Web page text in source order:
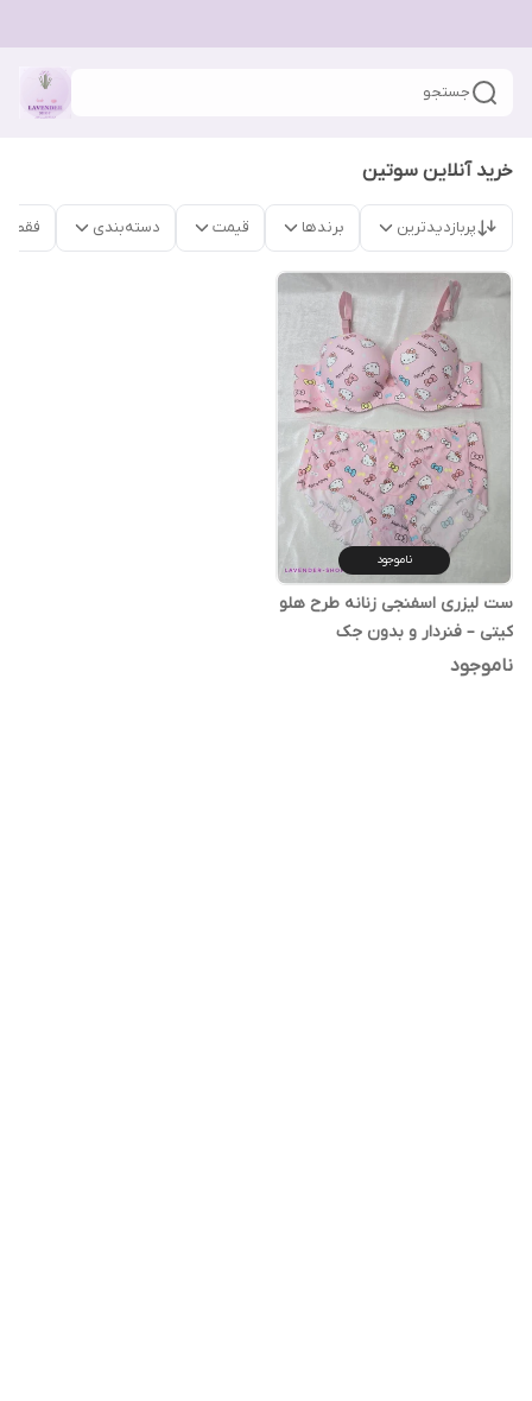
جستجو
خرید آنلاین سوتین
پربازدیدترین برندها قیمت دسته‌بندی فقط
ناموجود
ست لیزری اسفنجی زنانه طرح هلو
کیتی – فنردار و بدون جک
ناموجود